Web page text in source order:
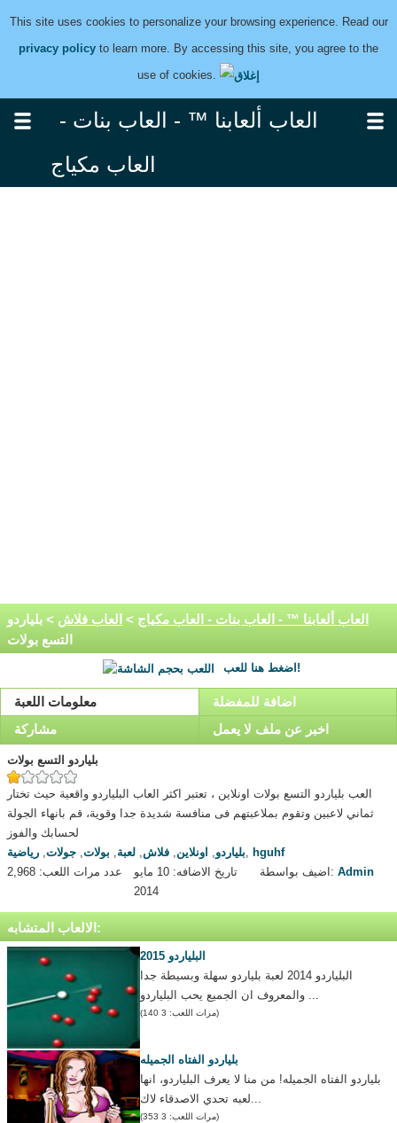
This site uses cookies to personalize your browsing experience. Read our
privacy policy to learn more. By accessing this site, you agree to the
use of cookies.
العاب ألعابنا ™ - العاب بنات -
العاب مكياج
العاب ألعابنا ™ - العاب بنات - العاب مكياج > العاب فلاش > بلياردو
التسع بولات
اضغط هنا للعب!
معلومات اللعبة
اضافة للمفضلة
مشاركة
اخبر عن ملف لا يعمل
بلياردو التسع بولات
العب بلياردو التسع بولات اونلاين ، تعتبر اكثر العاب البلياردو واقعية حيث تختار
ثماني لاعبين وتقوم بملاعبتهم فى منافسة شديدة جدا وقوية، قم بانهاء الجولة
لحسابك والفوز
بلياردو, اونلاين, فلاش, لعبة, بولات, جولات, رياضية , hguhf
عدد مرات اللعب: 2,968
تاريخ الاضافه: 10 مايو
2014
اضيف بواسطة:Admin
الالعاب المتشابه:
البلياردو 2015
البلياردو 2014 لعبة بلياردو سهلة وبسيطة جدا
والمعروف ان الجميع يحب البلياردو ...
(مرات اللعب: 3 140)
بلياردو الفتاه الجميله
بلياردو الفتاه الجميله! من منا لا يعرف البلياردو، انها
لعبه تحدي الاصدقاء لاك...
(مرات اللعب: 3 353)